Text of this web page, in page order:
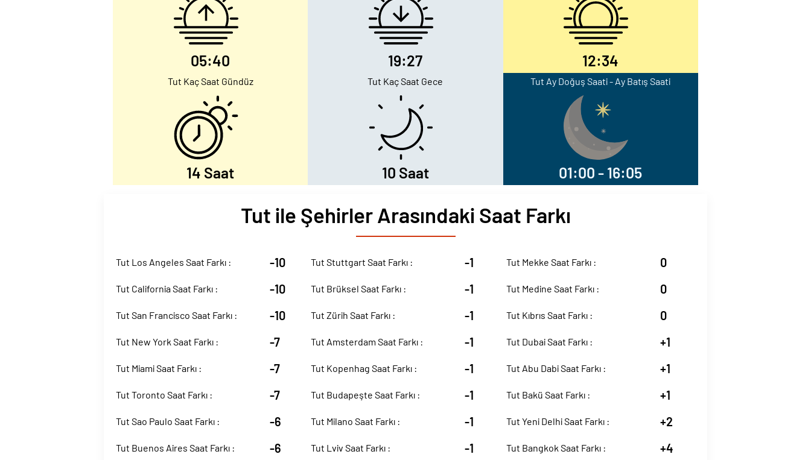
05:40 19:27 12:34
Tut Kaç Saat Gündüz
14 Saat
Tut Kaç Saat Gece
10 Saat
Tut Ay Doğuş Saati - Ay Batış Saati
01:00 - 16:05
Tut ile Şehirler Arasındaki Saat Farkı
Tut Los Angeles Saat Farkı : -10
Tut California Saat Farkı : -10
Tut San Francisco Saat Farkı : -10
Tut New York Saat Farkı : -7
Tut Miami Saat Farkı : -7
Tut Toronto Saat Farkı : -7
Tut Sao Paulo Saat Farkı : -6
Tut Buenos Aires Saat Farkı : -6
Tut Stuttgart Saat Farkı : -1
Tut Brüksel Saat Farkı : -1
Tut Zürih Saat Farkı : -1
Tut Amsterdam Saat Farkı : -1
Tut Kopenhag Saat Farkı : -1
Tut Budapeşte Saat Farkı : -1
Tut Milano Saat Farkı : -1
Tut Lviv Saat Farkı : -1
Tut Mekke Saat Farkı : 0
Tut Medine Saat Farkı : 0
Tut Kıbrıs Saat Farkı : 0
Tut Dubai Saat Farkı : +1
Tut Abu Dabi Saat Farkı : +1
Tut Bakü Saat Farkı : +1
Tut Yeni Delhi Saat Farkı : +2
Tut Bangkok Saat Farkı : +4